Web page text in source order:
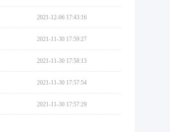
2021-12-06 17:43:16
2021-11-30 17:59:27
2021-11-30 17:58:13
2021-11-30 17:57:54
2021-11-30 17:57:29